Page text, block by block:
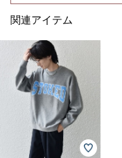
関連アイテム